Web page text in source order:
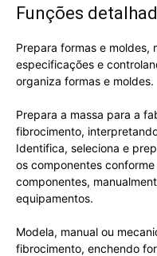
Funções
Prepara formas e moldes,
especificações e
organiza formas e moldes.
Prepara a massa para a
fibrocimento,
Identifica, seleciona e
os componentes
componentes,
equipamentos.
Modela, manual ou
fibrocimento, enchendo